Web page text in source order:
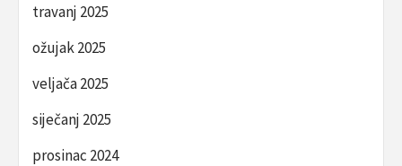
travanj 2025
ožujak 2025
veljača 2025
siječanj 2025
prosinac 2024